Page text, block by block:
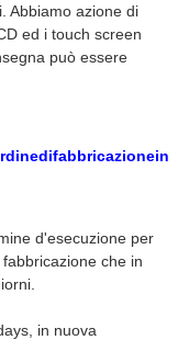
Abbiamo azione di
ed i touch screen
può essere
d'esecuzione per
che in
in nuova